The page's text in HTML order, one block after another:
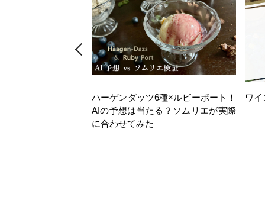
ハーゲンダッツ6種×ルビーポート！
AIの予想は当たる？ソムリエが実際
に合わせてみた
ワ